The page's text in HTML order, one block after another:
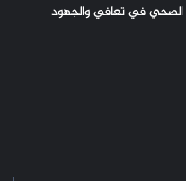
الصحي في تعافي والجهود